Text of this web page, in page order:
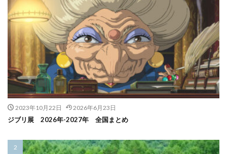
2023年10月22日 2026年6月23日
ジブリ展 2026年-2027年 全国まとめ